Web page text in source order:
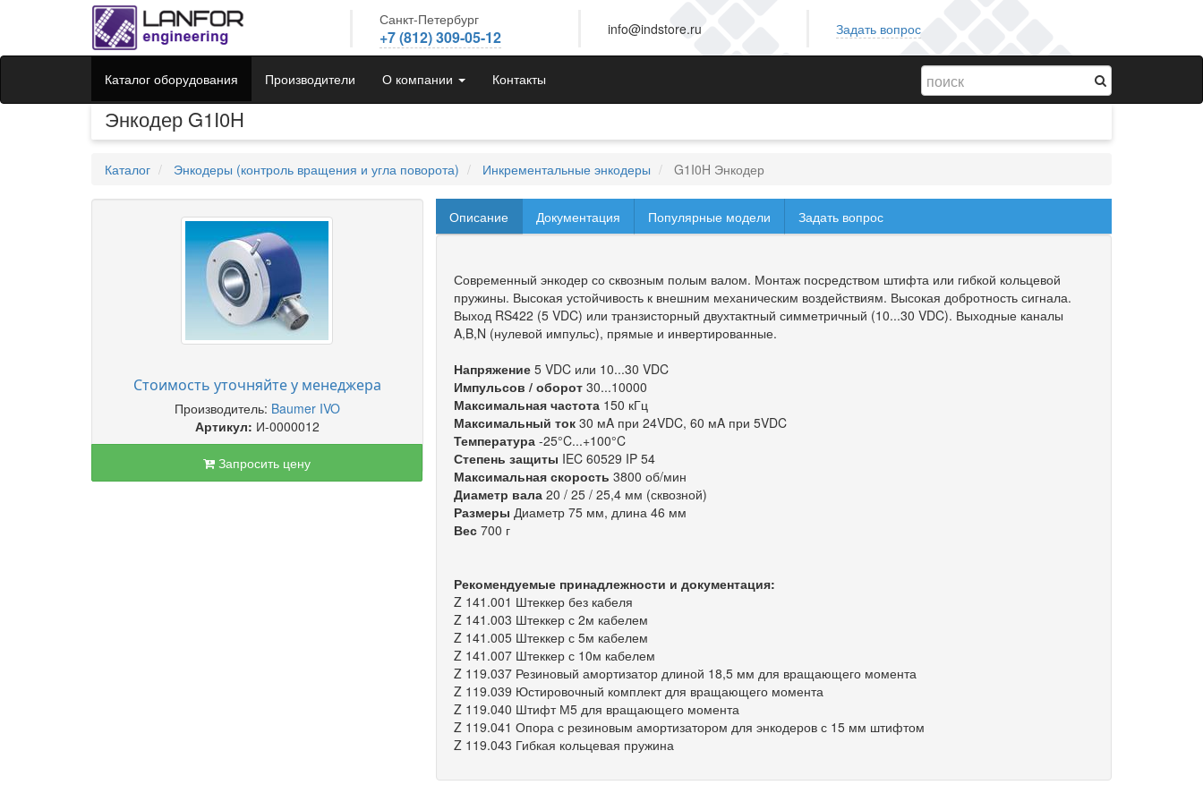
Санкт-Петербург
+7 (812) 309-05-12 info@indstore.ru Задать вопрос
Каталог оборудования Производители О компании Контакты
Энкодер G1I0H
Каталог Энкодеры (контроль вращения и угла поворота) Инкрементальные энкодеры G1I0H Энкодер
Стоимость уточняйте у менеджера
Производитель: Baumer IVO
Артикул: И-0000012
Запросить цену
Описание Документация Популярные модели Задать вопрос
Современный энкодер со сквозным полым валом. Монтаж посредством штифта или гибкой кольцевой
пружины. Высокая устойчивость к внешним механическим воздействиям. Высокая добротность сигнала.
Выход RS422 (5 VDC) или транзисторный двухтактный симметричный (10...30 VDC). Выходные каналы
A,B,N (нулевой импульс), прямые и инвертированные.
Напряжение 5 VDC или 10...30 VDC
Импульсов / оборот30...10000
Максимальная частота150 кГц
Максимальный ток30 мA при 24VDC, 60 мA при 5VDC
Температура-25°C...+100°C
Степень защиты IEC 60529 IP 54
Максимальная скорость 3800 об/мин
Диаметр вала20 / 25 / 25,4 мм (сквозной)
Размеры Диаметр 75 мм, длина 46 мм
Вес700 г
Рекомендуемые принадлежности и документация:
Z 141.001 Штеккер без кабеля
Z 141.003 Штеккер с 2м кабелем
Z 141.005 Штеккер с 5м кабелем
Z 141.007 Штеккер с 10м кабелем
Z 119.037 Резиновый амортизатор длиной 18,5 мм для вращающего момента
Z 119.039 Юстировочный комплект для вращающего момента
Z 119.040 Штифт М5 для вращающего момента
Z 119.041 Опора с резиновым амортизатором для энкодеров с 15 мм штифтом
Z 119.043 Гибкая кольцевая пружина